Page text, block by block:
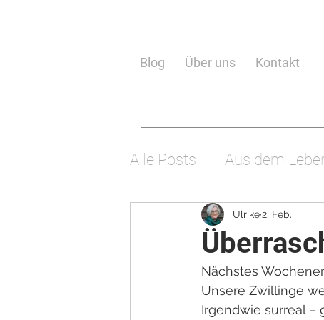
Blog Über uns Kontakt
Alle Posts Aus dem
Wissenschaft
Ulrike2. Feb.
Nächstes
Unsere Zwillinge
Irgendwie surreal –